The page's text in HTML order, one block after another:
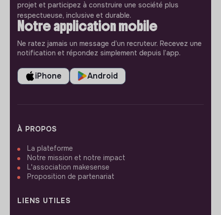
projet et participez à construire une société plus
respectueuse, inclusive et durable.
Notre application mobile
Ne ratez jamais un message d’un recruteur. Recevez une
notification et répondez simplement depuis l’app.
iPhone Android
À PROPOS
La plateforme
Notre mission et notre impact
L'association makesense
Proposition de partenariat
LIENS UTILES